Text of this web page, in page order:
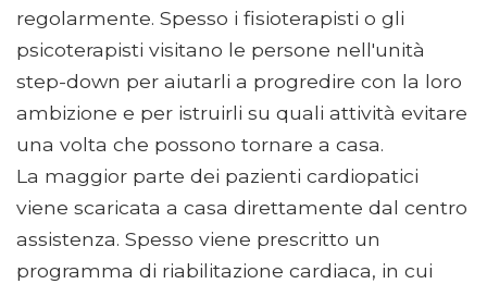
regolarmente. Spesso i fisioterapisti o gli
psicoterapisti visitano le persone nell'unità
step-down per aiutarli a progredire con la loro
ambizione e per istruirli su quali attività evitare
una volta che possono tornare a casa.
La maggior parte dei pazienti cardiopatici
viene scaricata a casa direttamente dal centro
assistenza. Spesso viene prescritto un
programma di riabilitazione cardiaca, in cui